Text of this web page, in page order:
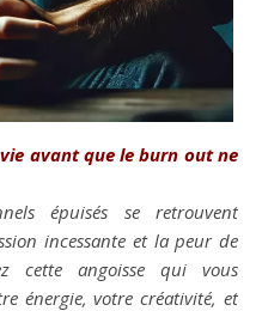
avant que le burn out ne
épuisés se retrouvent
incessante et la peur de
cette angoisse qui vous
énergie, votre créativité, et